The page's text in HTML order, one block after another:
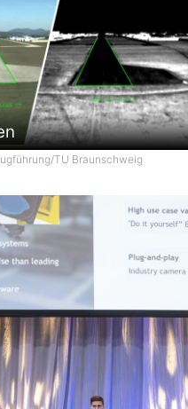
TU Braunschweig